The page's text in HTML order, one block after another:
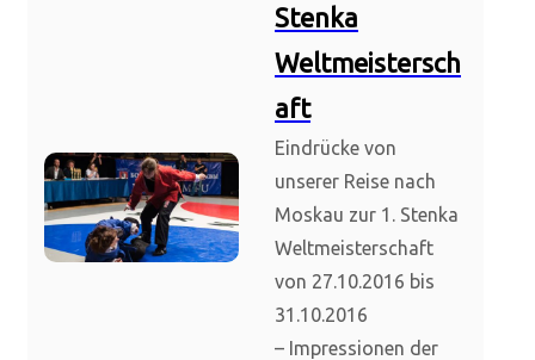
Stenka
Weltmeistersch
aft
Eindrücke von
unserer Reise nach
Moskau zur 1. Stenka
Weltmeisterschaft
von 27.10.2016 bis
31.10.2016
– Impressionen der